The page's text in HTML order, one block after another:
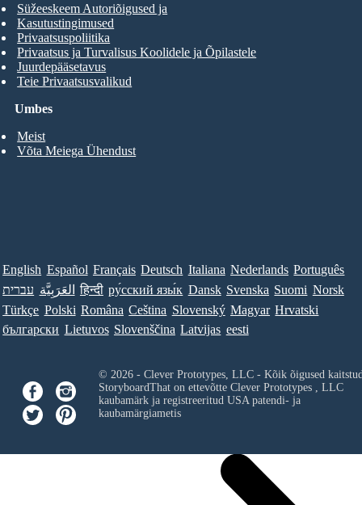
Umbes
Meist
Võta Meiega Ühendust
Süžeeskeem Autoriõigused ja
Kasutustingimused
Privaatsuspoliitika
Privaatsus ja Turvalisus Koolidele ja Õpilastele
Juurdepääsetavus
Teie Privaatsusvalikud
English Español Français Deutsch Italiana Nederlands Português
עברית العَرَبِيَّة हिन्दी ру́сский язы́к Dansk Svenska Suomi Norsk
Türkçe Polski Româna Ceština Slovenský Magyar Hrvatski
български Lietuvos Slovenščina Latvijas eesti
© 2026 - Clever Prototypes, LLC - Kõik õigused
StoryboardThat on ettevõtte Clever Prototypes , LLC
kaubamärk ja registreeritud USA patendi- ja
kaubamärgiametis